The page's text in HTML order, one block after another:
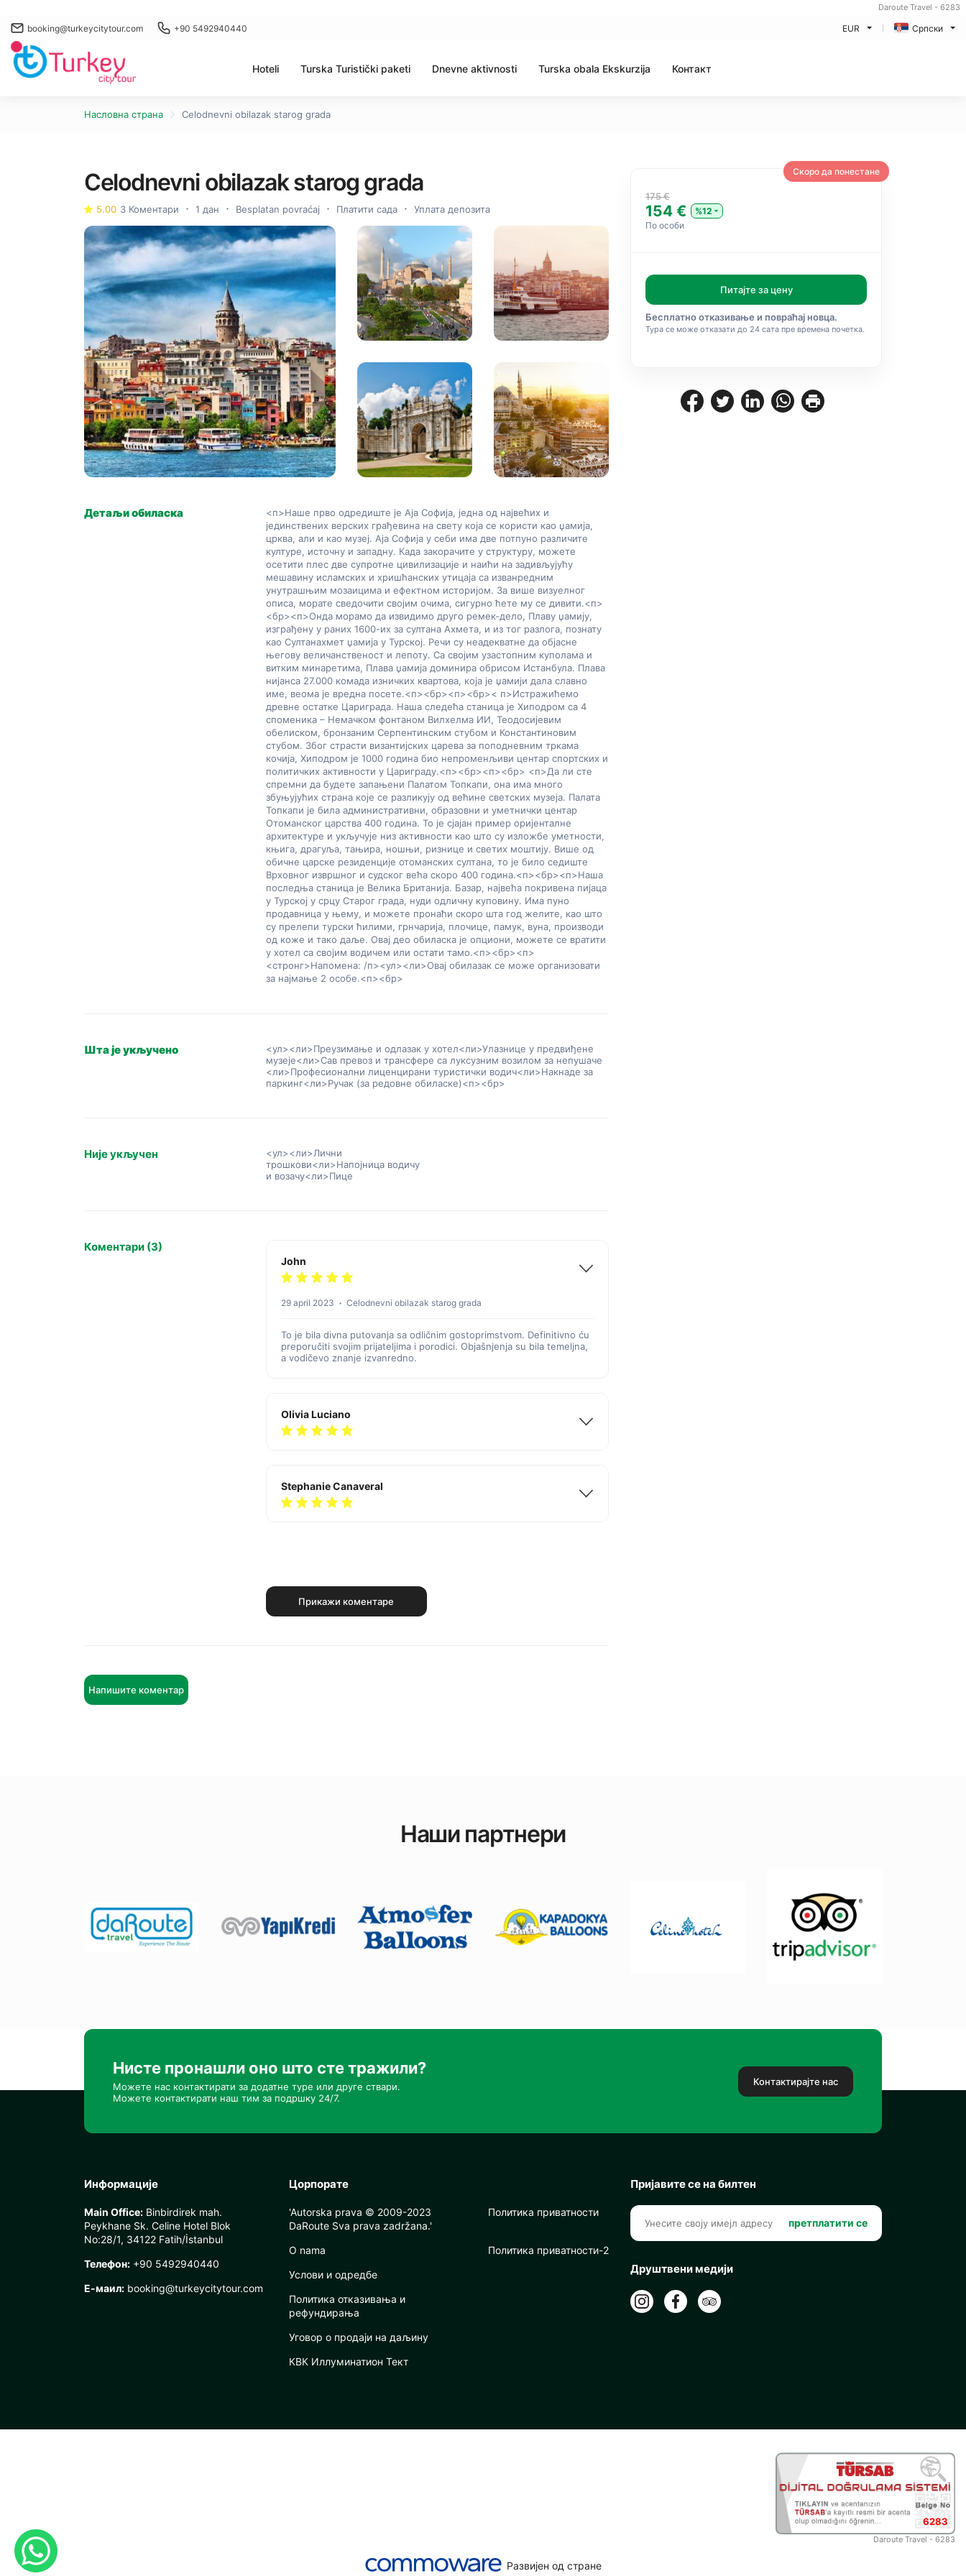
Daroute Travel - 6283
booking@turkeycitytour.com +90 5492940440 EUR Српски
Hoteli Turska Turistički paketi Dnevne aktivnosti Turska obala Ekskurzija Контакт
Насловна страна Celodnevni obilazak starog grada
Celodnevni obilazak starog grada
5.00 3 Коментари 1 дан Besplatan povraćaj Платити сада Уплата депозита
Детаљи обиласка
<п>Наше прво одредиште је Аја Софија, једна од највећих и
јединствених верских грађевина на свету која се користи као џамија,
црква, али и као музеј. Аја Софија у себи има две потпуно различите
културе, источну и западну. Када закорачите у структуру, можете
осетити плес две супротне цивилизације и наићи на задивљујућу
мешавину исламских и хришћанских утицаја са изванредним
унутрашњим мозаицима и ефектном историјом. За више визуелног
описа, морате сведочити својим очима, сигурно ћете му се дивити.<п>
<бр><п>Онда морамо да извидимо друго ремек-дело, Плаву џамију,
изграђену у раних 1600-их за султана Ахмета, и из тог разлога, познату
као Султанахмет џамија у Турској. Речи су неадекватне да објасне
његову величанственост и лепоту. Са својим узастопним куполама и
витким минаретима, Плава џамија доминира обрисом Истанбула. Плава
нијанса 27.000 комада изничких квартова, која је џамији дала славно
име, веома је вредна посете.<п><бр><п><бр>< п>Истражићемо
древне остатке Цариграда. Наша следећа станица је Хиподром са 4
споменика – Немачком фонтаном Вилхелма ИИ, Теодосијевим
обелиском, бронзаним Серпентинским стубом и Константиновим
стубом. Због страсти византијских царева за поподневним тркама
кочија, Хиподром је 1000 година био непроменљиви центар спортских и
политичких активности у Цариграду.<п><бр><п><бр> <п>Да ли сте
спремни да будете запањени Палатом Топкапи, она има много
збуњујућих страна које се разликују од већине светских музеја. Палата
Топкапи је била административни, образовни и уметнички центар
Отоманског царства 400 година. То је сјајан пример оријенталне
архитектуре и укључује низ активности као што су изложбе уметности,
књига, драгуља, тањира, ношњи, ризнице и светих моштију. Више од
обичне царске резиденције отоманских султана, то је било седиште
Врховног извршног и судског већа скоро 400 година.<п><бр><п>Наша
последња станица је Велика Британија. Базар, највећа покривена пијаца
у Турској у срцу Старог града, нуди одличну куповину. Има пуно
продавница у њему, и можете пронаћи скоро шта год желите, као што
су прелепи турски ћилими, грнчарија, плочице, памук, вуна, производи
од коже и тако даље. Овај део обиласка је опциони, можете се вратити
у хотел са својим водичем или остати тамо.<п><бр><п>
<стронг>Напомена: /п><ул><ли>Овај обилазак се може организовати
за најмање 2 особе.<п><бр>
Шта је укључено <ул><ли>Преузимање и одлазак у хотел<ли>Улазнице у предвиђене
музеје<ли>Сав превоз и трансфере са луксузним возилом за непушаче
<ли>Професионални лиценцирани туристички водич<ли>Накнаде за
паркинг<ли>Ручак (за редовне обиласке)<п><бр>
Није укључен
<ул><ли>Лични
трошкови<ли>Напојница водичу
и возачу<ли>Пице
Коментари (3)
John
29 april 2023 Celodnevni obilazak starog grada
To je bila divna putovanja sa odličnim gostoprimstvom. Definitivno ću
preporučiti svojim prijateljima i porodici. Objašnjenja su bila temeljna,
a vodičevo znanje izvanredno.
Olivia Luciano
Stephanie Canaveral
Прикажи коментаре
Напишите коментар
Скоро да понестане
175 €
154 €
%12
По особи
Питајте за цену
Бесплатно отказивање и повраћај новца.
Тура се може отказати до 24 сата пре времена почетка.
Наши партнери
Нисте пронашли оно што сте тражили?
Можете нас контактирати за додатне туре или друге ствари.
Можете контактирати наш тим за подршку 24/7.
Контактирајте нас
Информације
Main Office: Binbirdirek mah.
Peykhane Sk. Celine Hotel Blok
No:28/1, 34122 Fatih/İstanbul
Телефон: +90 5492940440
Е-маил: booking@turkeycitytour.com
Цорпорате
'Autorska prava © 2009-2023
DaRoute Sva prava zadržana.'
O nama
Услови и одредбе
Политика отказивања и
рефундирања
Уговор о продаји на даљину
КВК Иллуминатион Тект
Политика приватности
Политика приватности-2
Пријавите се на билтен
претплатити се
Друштвени медији
6283
Daroute Travel - 6283
Развијен од стране